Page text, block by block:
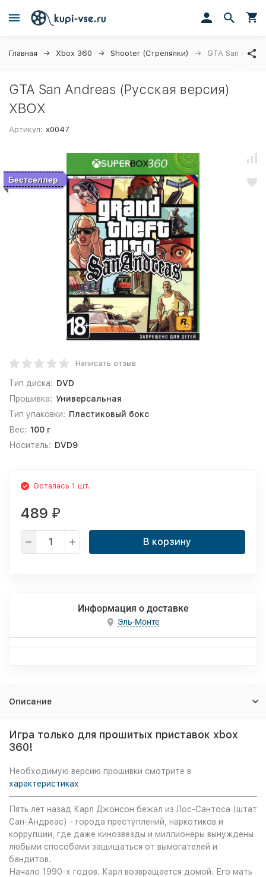
Главная Xbox 360 Shooter (Стрелялки) GTA San
GTA San Andreas (Русская версия)
XBOX
Артикул: x0047
Бестселлер
Написать отзыв
Тип диска: DVD
Прошивка: Универсальная
Тип упаковки: Пластиковый бокс
Вес: 100 г
Носитель: DVD9
Осталась 1 шт.
489 ₽
В корзину
Информация о доставке
Эль-Монте
Описание
Игра только для прошитых приставок xbox
360!
Необходимую версию прошивки смотрите в
характеристиках
Пять лет назад Карл Джонсон бежал из Лос-Сантоса (штат
Сан-Андреас) - города преступлений, наркотиков и
коррупции, где даже кинозвезды и миллионеры вынуждены
любыми способами защищаться от вымогателей и
бандитов.
Начало 1990-х годов. Карл возвращается домой. Его мать